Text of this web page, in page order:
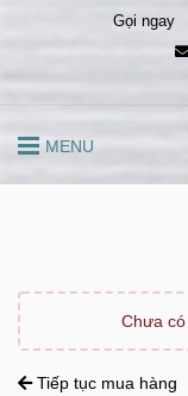
Gọi ngay
MENU
Chưa
Tiếp tục mua hàng